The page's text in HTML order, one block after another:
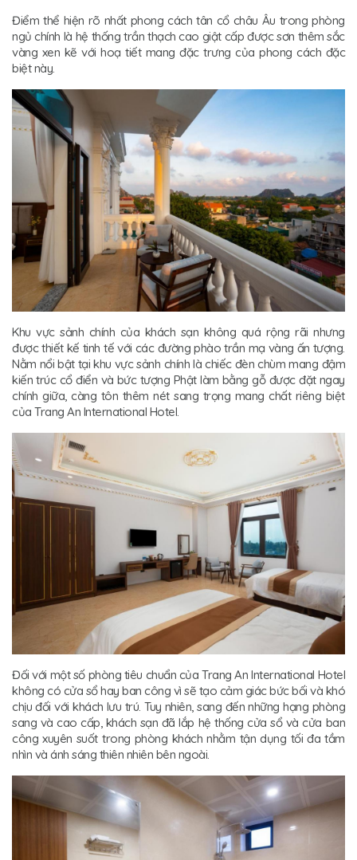
Điểm thể hiện rõ nhất phong cách tân cổ châu Âu trong phòng
ngủ chính là hệ thống trần thạch cao giật cấp được sơn thêm sắc
vàng xen kẽ với hoạ tiết mang đặc trưng của phong cách đặc
biệt này.
Khu vực sảnh chính của khách sạn không quá rộng rãi nhưng
được thiết kế tinh tế với các đường phào trần mạ vàng ấn tượng.
Nằm nổi bật tại khu vực sảnh chính là chiếc đèn chùm mang đậm
kiến trúc cổ điển và bức tượng Phật làm bằng gỗ được đặt ngay
chính giữa, càng tôn thêm nét sang trọng mang chất riêng biệt
của Trang An International Hotel.
Đối với một số phòng tiêu chuẩn của Trang An International Hotel
không có cửa sổ hay ban công vì sẽ tạo cảm giác bức bối và khó
chịu đối với khách lưu trú. Tuy nhiên, sang đến những hạng phòng
sang và cao cấp, khách sạn đã lắp hệ thống cửa sổ và cửa ban
công xuyên suốt trong phòng khách nhằm tận dụng tối đa tầm
nhìn và ánh sáng thiên nhiên bên ngoài.